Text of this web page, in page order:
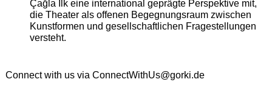
Çağla Ilk eine international geprägte Perspektive mit,
die Theater als offenen Begegnungsraum zwischen
Kunstformen und gesellschaftlichen Fragestellungen
versteht.
Connect with us via ConnectWithUs@gorki.de